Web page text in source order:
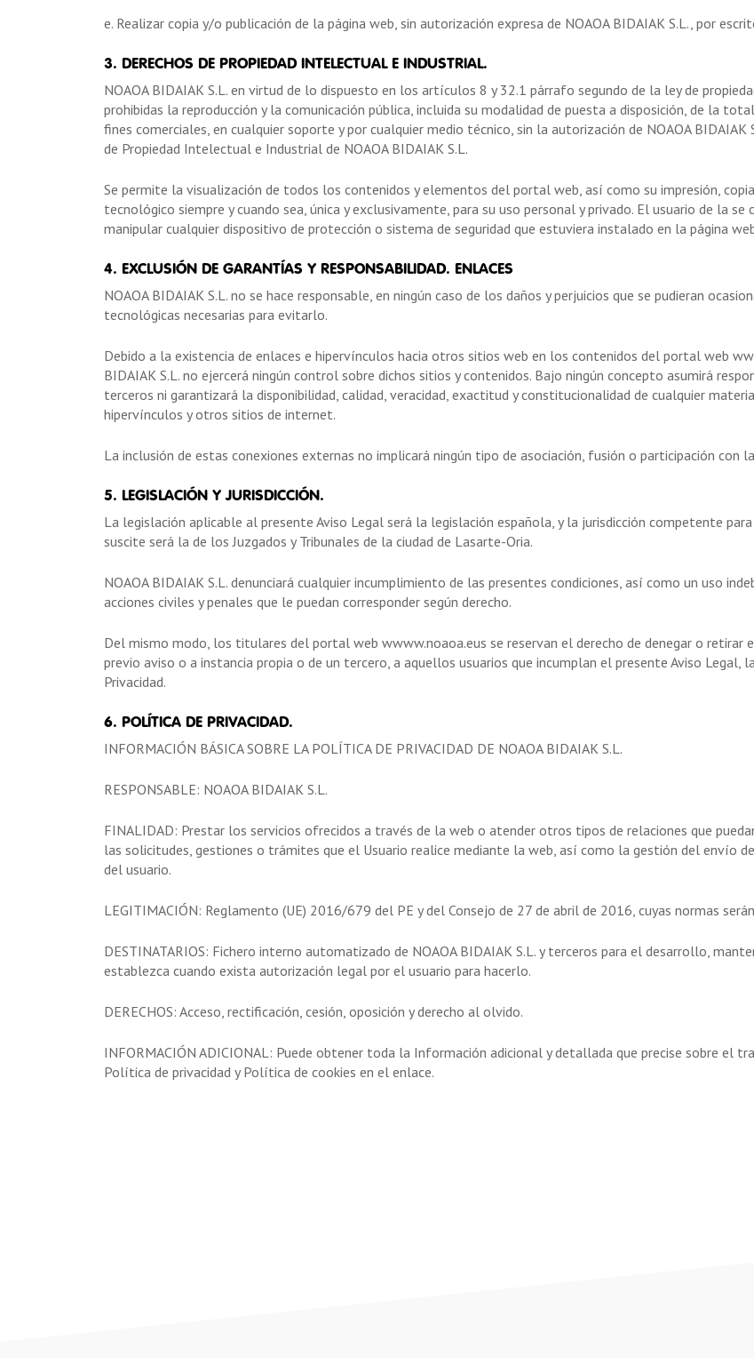
e. Realizar copia y/o publicación de la página web, sin autorización expresa de NOAOA BIDAIAK S.L., por
3. DERECHOS DE PROPIEDAD INTELECTUAL E INDUSTRIAL.
NOAOA BIDAIAK S.L. en virtud de lo dispuesto en los artículos 8 y 32.1 párrafo segundo de la ley de
prohibidas la reproducción y la comunicación pública, incluida su modalidad de puesta a disposición, de la
fines comerciales, en cualquier soporte y por cualquier medio técnico, sin la autorización de NOAOA
de Propiedad Intelectual e Industrial de NOAOA BIDAIAK S.L.
Se permite la visualización de todos los contenidos y elementos del portal web, así como su impresión,
tecnológico siempre y cuando sea, única y exclusivamente, para su uso personal y privado. El usuario de la
manipular cualquier dispositivo de protección o sistema de seguridad que estuviera instalado en la página
4. EXCLUSIÓN DE GARANTÍAS Y RESPONSABILIDAD. ENLACES
NOAOA BIDAIAK S.L. no se hace responsable, en ningún caso de los daños y perjuicios que se pudieran
tecnológicas necesarias para evitarlo.
Debido a la existencia de enlaces e hipervínculos hacia otros sitios web en los contenidos del portal web
BIDAIAK S.L. no ejercerá ningún control sobre dichos sitios y contenidos. Bajo ningún concepto asumirá
terceros ni garantizará la disponibilidad, calidad, veracidad, exactitud y constitucionalidad de cualquier
hipervínculos y otros sitios de internet.
La inclusión de estas conexiones externas no implicará ningún tipo de asociación, fusión o participación con
5. LEGISLACIÓN Y JURISDICCIÓN.
La legislación aplicable al presente Aviso Legal será la legislación española, y la jurisdicción competente
suscite será la de los Juzgados y Tribunales de la ciudad de Lasarte-Oria.
NOAOA BIDAIAK S.L. denunciará cualquier incumplimiento de las presentes condiciones, así como un uso
acciones civiles y penales que le puedan corresponder según derecho.
Del mismo modo, los titulares del portal web wwww.noaoa.eus se reservan el derecho de denegar o retirar
previo aviso o a instancia propia o de un tercero, a aquellos usuarios que incumplan el presente Aviso
Privacidad.
6. POLÍTICA DE PRIVACIDAD.
INFORMACIÓN BÁSICA SOBRE LA POLÍTICA DE PRIVACIDAD DE NOAOA BIDAIAK S.L.
RESPONSABLE: NOAOA BIDAIAK S.L.
FINALIDAD: Prestar los servicios ofrecidos a través de la web o atender otros tipos de relaciones que
las solicitudes, gestiones o trámites que el Usuario realice mediante la web, así como la gestión del envío
del usuario.
LEGITIMACIÓN: Reglamento (UE) 2016/679 del PE y del Consejo de 27 de abril de 2016, cuyas normas
DESTINATARIOS: Fichero interno automatizado de NOAOA BIDAIAK S.L. y terceros para el desarrollo,
establezca cuando exista autorización legal por el usuario para hacerlo.
DERECHOS: Acceso, rectificación, cesión, oposición y derecho al olvido.
INFORMACIÓN ADICIONAL: Puede obtener toda la Información adicional y detallada que precise sobre el
Política de privacidad y Política de cookies en el enlace.